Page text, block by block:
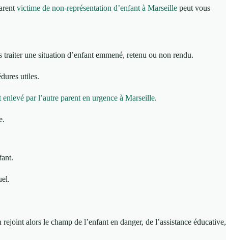
victime de non-représentation d’enfant à Marseille peut vous
une situation d’enfant emmené, retenu ou non rendu.
utiles.
enlevé par l’autre parent en urgence à Marseille.
alors le champ de l’enfant en danger, de l’assistance éducative,